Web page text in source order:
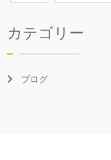
カテゴリー
ブログ